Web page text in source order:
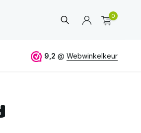
0
vanaf 50€ ALTIJDeerlijk
9,2 @ Webwinkelkeur